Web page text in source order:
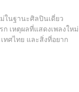
ในฐานะศิลปินเดี่ยว
ก เหตุผลที่แสดงเพลงใหม่
ทศไทย และสิ่งที่อยาก